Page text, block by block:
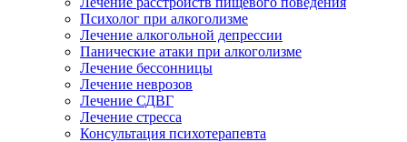
Психолог при алкоголизме
Лечение алкогольной депрессии
Панические атаки при алкоголизме
Лечение бессонницы
Лечение неврозов
Лечение СДВГ
Лечение стресса
Консультация психотерапевта